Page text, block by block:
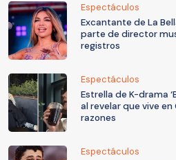
Espectáculos
Excantante de La
parte de director
registros
Espectáculos
Estrella de K-drama
al revelar que vive
razones
Espectáculos